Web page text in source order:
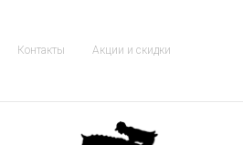
Контакты Акции и скидки